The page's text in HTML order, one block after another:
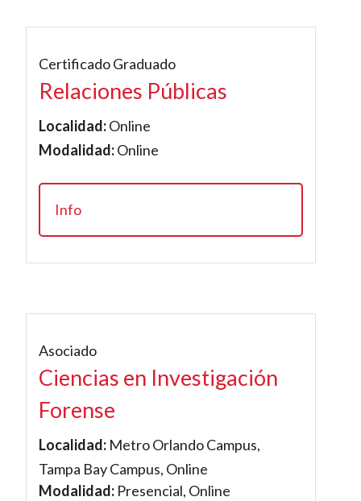
Certificado Graduado
Relaciones Públicas
Localidad:Online
Modalidad:Online
Info
Asociado
Ciencias en Investigación
Forense
Localidad: Metro Orlando Campus,
Tampa Bay Campus, Online
Modalidad: Presencial, Online